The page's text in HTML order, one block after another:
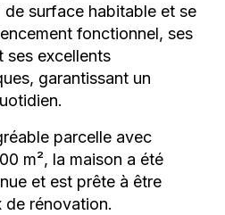
de surface habitable et se
fonctionnel, ses
ses excellents
garantissant un
parcelle avec
m², la maison a été
et est prête à être
de rénovation.